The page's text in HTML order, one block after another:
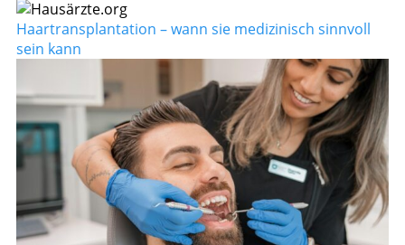
Haartransplantation – wann sie medizinisch sinnvoll
sein kann